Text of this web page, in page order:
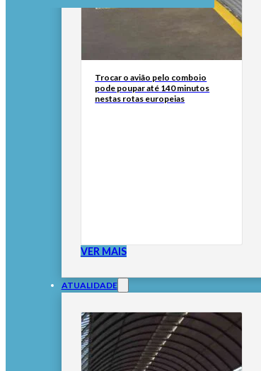
Trocar o avião pelo comboio
pode poupar até 140 minutos
nestas rotas europeias
VER MAIS
ATUALIDADE